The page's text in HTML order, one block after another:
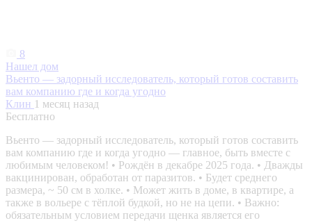
8
Нашел дом
Вьенто — задорный исследователь, который готов составить
вам компанию где и когда угодно
Клин 1 месяц назад
Бесплатно
Вьенто — задорный исследователь, который готов составить
вам компанию где и когда угодно — главное, быть вместе с
любимым человеком! • Рождён в декабре 2025 года. • Дважды
вакцинирован, обработан от паразитов. • Будет среднего
размера, ~ 50 см в холке. • Может жить в доме, в квартире, а
также в вольере с тёплой будкой, но не на цепи. • Важно:
обязательным условием передачи щенка является его